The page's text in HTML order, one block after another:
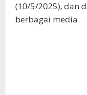
(10/5/2025), dan
berbagai media.